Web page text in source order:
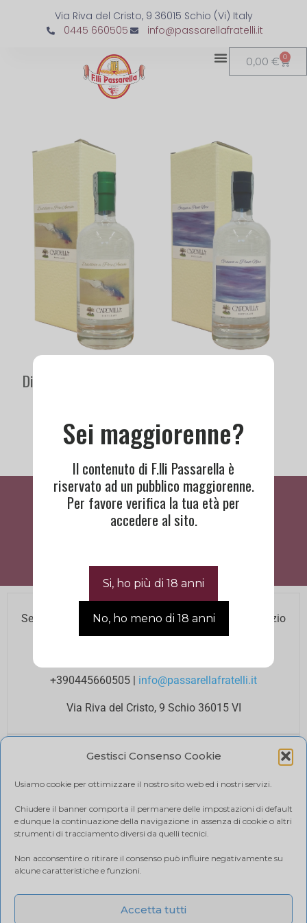
Gestisci Consenso Cookie
Usiamo cookie per ottimizzare il nostro sito web ed i nostri servizi.
Chiudere il banner comporta il permanere delle impostazioni di default
e dunque la continuazione della navigazione in assenza di cookie o altri
strumenti di tracciamento diversi da quelli tecnici.
Non acconsentire o ritirare il consenso può influire negativamente su
alcune caratteristiche e funzioni.
Accetta tutti
Via Riva del Cristo, 9 36015 Schio (Vi) Italy
0445 660505
info@passarellafratelli.it
0,00€ 0
Distillato Pere Antiche |
Cosa Dicono Di Noi
Se hai bisogno di assistenza contatta il nostro Servizio
Clienti agli orari di ufficio.
+390445660505 | info@passarellafratelli.it
Via Riva del Cristo, 9 Schio 36015 VI
I tuoi pagamenti online sono protetti e accettiamo il
RIMBORSI E RESI
Politica di reso
SPEDIZIONE
alla quantità di acquisto. Visualizza il tuo carrello.
Sei maggiorenne?
Il contenuto di F.lli Passarella è
riservato ad un pubblico maggiorenne.
Per favore verifica la tua età per
accedere al sito.